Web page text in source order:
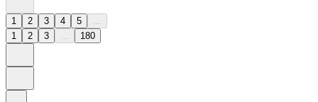
1 2 3 4 5
1
2 3 180